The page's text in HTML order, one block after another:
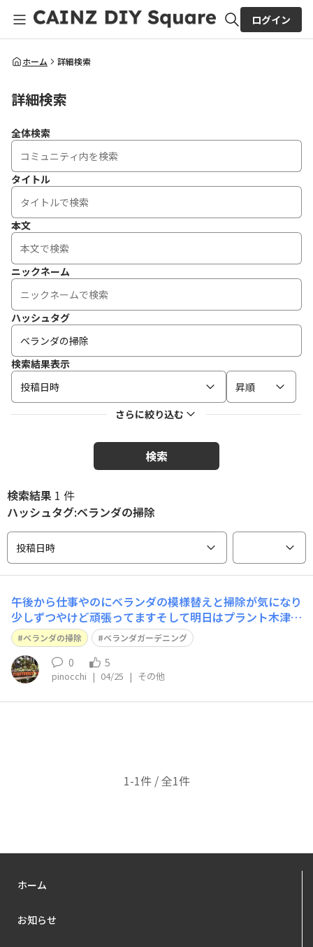
全体検索
ログイン
ホーム 詳細検索
詳細検索
全体検索
タイトル
本文
ニックネーム
ハッシュタグ
検索結果表示
投稿日時
昇順
さらに絞り込む
検索
検索結果 1 件
ハッシュタグ:ベランダの掃除
投稿日時
午後から仕事やのにベランダの模様替えと掃除が気になり
少しずつやけど頑張ってますそして明日はプラント木津川
でフリマ出店😂掃除サボり過ぎたから午前中に終わらせ
るは無理かな…腰を痛めないようにボチボチやります
ベランダの掃除 ベランダガーデニング
0 5
pinocchi | 04/25 | その他
1-1件 / 全1件
ホーム
お知らせ